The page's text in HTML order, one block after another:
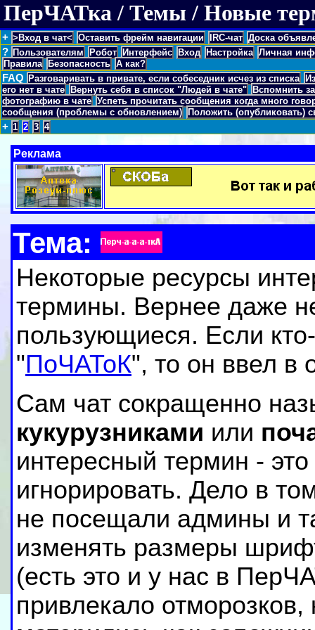
ПерЧАТка / Темы / Новые
+ >Вход в чат< Оставить фрейм навигации IRC-чат Доска
? Пользователям Робот Интерфейс Вход Настройка Личная
Правила
Безопасность А как?
FAQ Разговаривать в привате, если собеседник исчез из списка
его нет в чате
Вернуть себя в список "Людей в чате"
Вспомнить
фотографию в чате Успеть прочитать сообщения когда много
сообщения (проблемы с обновлением)
Положить (опубликовать)
+ 1 2 3 4
Реклама
Тема:
Некоторые ресурсы
термины. Вернее даже
пользующиеся. Если
"ПоЧАТоК", то он ввел в
Сам чат сокращенно
кукурузниками или
интересный термин - это
игнорировать. Дело в
не посещали админы и
изменять размеры
(есть это и у нас в
привлекало